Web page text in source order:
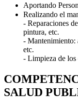
Aportando
Realizando el
- Reparaciones
pintura, etc.
- Mantenimiento:
etc.
- Limpieza de los
SALUD